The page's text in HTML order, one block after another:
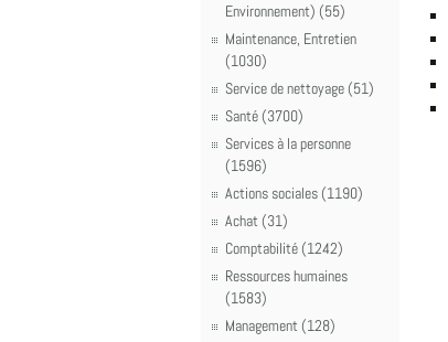
Environnement) (55)
Maintenance, Entretien
(1030)
Service de nettoyage (51)
Santé (3700)
Services à la personne
(1596)
Actions sociales (1190)
Achat (31)
Comptabilité (1242)
Ressources humaines
(1583)
Management (128)